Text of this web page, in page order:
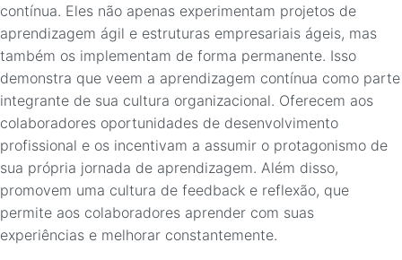
contínua. Eles não apenas experimentam projetos de
aprendizagem ágil e estruturas empresariais ágeis, mas
também os implementam de forma permanente. Isso
demonstra que veem a aprendizagem contínua como parte
integrante de sua cultura organizacional. Oferecem aos
colaboradores oportunidades de desenvolvimento
profissional e os incentivam a assumir o protagonismo de
sua própria jornada de aprendizagem. Além disso,
promovem uma cultura de feedback e reflexão, que
permite aos colaboradores aprender com suas
experiências e melhorar constantemente.